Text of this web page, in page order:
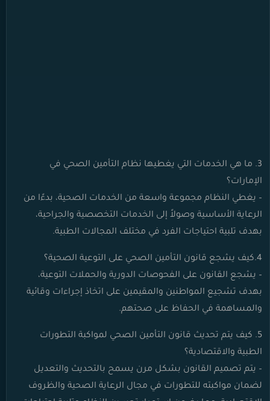
3. ما هي الخدمات التي يغطيها نظام التأمين الصحي في
الإمارات؟
– يغطي النظام مجموعة واسعة من الخدمات الصحية، بدءًا من
الرعاية الأساسية وصولاً إلى الخدمات التخصصية والجراحية،
بهدف تلبية احتياجات الفرد في مختلف المجالات الطبية.
4.كيف يشجع قانون التأمين الصحي على التوعية الصحية؟
– يشجع القانون على الفحوصات الدورية والحملات التوعية،
بهدف تشجيع المواطنين والمقيمين على اتخاذ إجراءات وقائية
والمساهمة في الحفاظ على صحتهم.
5. كيف يتم تحديث قانون التأمين الصحي لمواكبة التطورات
الطبية والاقتصادية؟
– يتم تصميم القانون بشكل مرن يسمح بالتحديث والتعديل
لضمان مواكبته للتطورات في مجال الرعاية الصحية والظروف